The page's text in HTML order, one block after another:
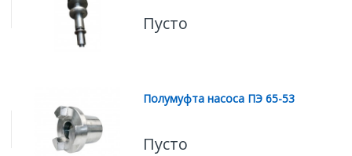
Пусто
Полумуфта насоса ПЭ 65-53
Пусто